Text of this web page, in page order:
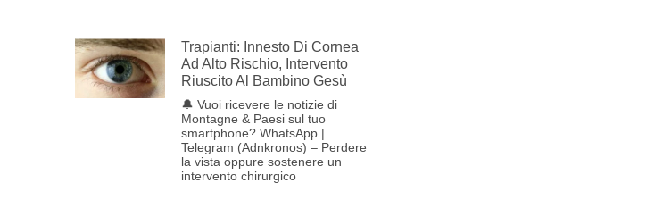
Trapianti: Innesto Di Cornea
Ad Alto Rischio, Intervento
Riuscito Al Bambino Gesù
🔔 Vuoi ricevere le notizie di
Montagne & Paesi sul tuo
smartphone? WhatsApp |
Telegram (Adnkronos) – Perdere
la vista oppure sostenere un
intervento chirurgico